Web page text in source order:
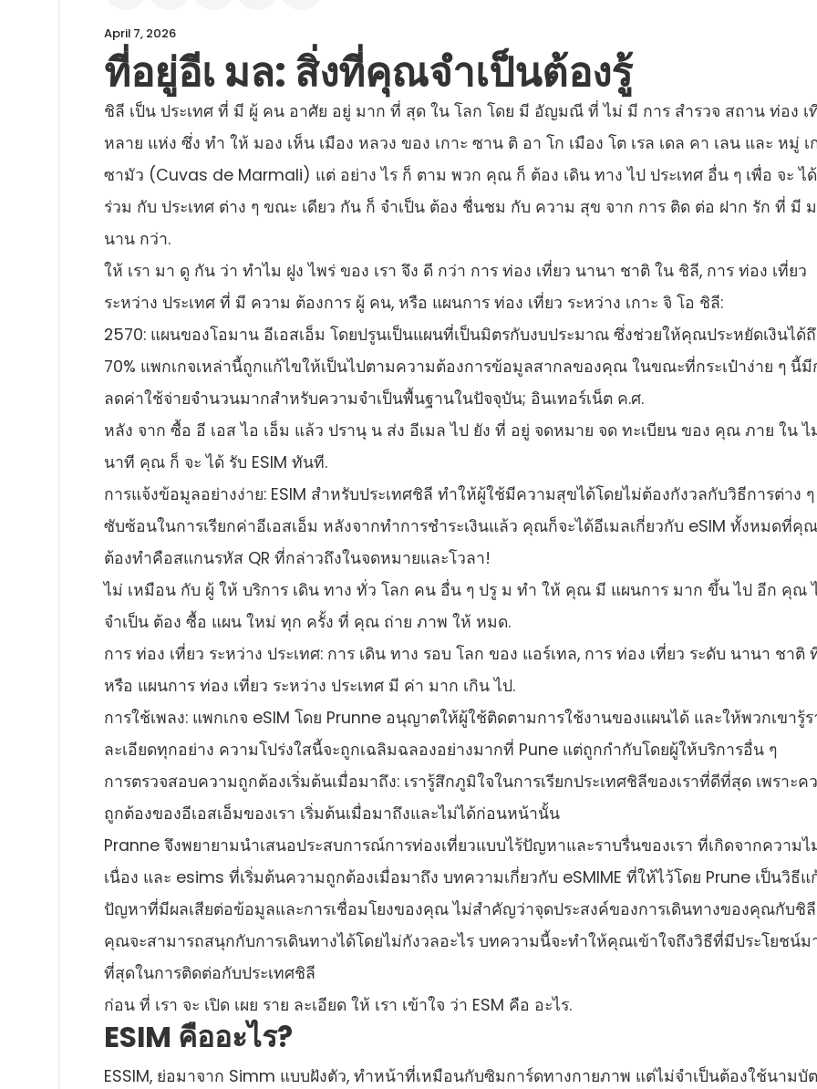
April 7, 2026
ที่อยู่อีเ มล: สิ่งที่คุณจําเป็นต้องรู้
ชิลี เป็น ประเทศ ที่ มี ผู้ คน อาศัย อยู่ มาก ที่ สุด ใน โลก โดย มี อัญมณี ที่ ไม่ มี การ สํารวจ สถาน ท่อง เ
หลาย แห่ง ซึ่ง ทํา ให้ มอง เห็น เมือง หลวง ของ เกาะ ซาน ติ อา โก เมือง โต เรล เดล คา เลน และ หมู่ เ
ซามัว (Cuvas de Marmali) แต่ อย่าง ไร ก็ ตาม พวก คุณ ก็ ต้อง เดิน ทาง ไป ประเทศ อื่น ๆ เพื่อ จะ ไ
ร่วม กับ ประเทศ ต่าง ๆ ขณะ เดียว กัน ก็ จําเป็น ต้อง ชื่นชม กับ ความ สุข จาก การ ติด ต่อ ฝาก รัก ที่ มี
นาน กว่า.
ให้ เรา มา ดู กัน ว่า ทําไม ฝูง ไพร่ ของ เรา จึง ดี กว่า การ ท่อง เที่ยว นานา ชาติ ใน ชิลี, การ ท่อง เที่ยว
ระหว่าง ประเทศ ที่ มี ความ ต้องการ ผู้ คน, หรือ แผนการ ท่อง เที่ยว ระหว่าง เกาะ จิ โอ ชิลี:
2570: แผนของโอมาน อีเอสเอ็ม โดยปรูนเป็นแผนที่เป็นมิตรกับงบประมาณ ซึ่งช่วยให้คุณประหยัดเงินได้
70% แพกเกจเหล่านี้ถูกแก้ไขให้เป็นไปตามความต้องการข้อมูลสากลของคุณ ในขณะที่กระเป๋าง่าย ๆ นี้มี
ลดค่าใช้จ่ายจํานวนมากสําหรับความจําเป็นพื้นฐานในปัจจุบัน; อินเทอร์เน็ต ค.ศ.
หลัง จาก ซื้อ อี เอส ไอ เอ็ม แล้ว ปรานุ น ส่ง อีเมล ไป ยัง ที่ อยู่ จดหมาย จด ทะเบียน ของ คุณ ภาย ใน ไ
นาที คุณ ก็ จะ ได้ รับ ESIM ทันที.
การแจ้งข้อมูลอย่างง่าย: ESIM สําหรับประเทศชิลี ทําให้ผู้ใช้มีความสุขได้โดยไม่ต้องกังวลกับวิธีการต่าง
ซับซ้อนในการเรียกค่าอีเอสเอ็ม หลังจากทําการชําระเงินแล้ว คุณก็จะได้อีเมลเกี่ยวกับ eSIM ทั้งหมดที่คุณ
ต้องทําคือสแกนรหัส QR ที่กล่าวถึงในจดหมายและโวลา!
ไม่ เหมือน กับ ผู้ ให้ บริการ เดิน ทาง ทั่ว โลก คน อื่น ๆ ปรู ม ทํา ให้ คุณ มี แผนการ มาก ขึ้น ไป อีก คุณ
จําเป็น ต้อง ซื้อ แผน ใหม่ ทุก ครั้ง ที่ คุณ ถ่าย ภาพ ให้ หมด.
การ ท่อง เที่ยว ระหว่าง ประเทศ: การ เดิน ทาง รอบ โลก ของ แอร์เทล, การ ท่อง เที่ยว ระดับ นานา ชาติ
หรือ แผนการ ท่อง เที่ยว ระหว่าง ประเทศ มี ค่า มาก เกิน ไป.
การใช้เพลง: แพกเกจ eSIM โดย Prunne อนุญาตให้ผู้ใช้ติดตามการใช้งานของแผนได้ และให้พวกเขารู้ร
ละเอียดทุกอย่าง ความโปร่งใสนี้จะถูกเฉลิมฉลองอย่างมากที่ Pune แต่ถูกกํากับโดยผู้ให้บริการอื่น ๆ
การตรวจสอบความถูกต้องเริ่มต้นเมื่อมาถึง: เรารู้สึกภูมิใจในการเรียกประเทศชิลีของเราที่ดีที่สุด เพราะค
ถูกต้องของอีเอสเอ็มของเรา เริ่มต้นเมื่อมาถึงและไม่ได้ก่อนหน้านั้น
Pranne จึงพยายามนําเสนอประสบการณ์การท่องเที่ยวแบบไร้ปัญหาและราบรื่นของเรา ที่เกิดจากความ
เนื่อง และ esims ที่เริ่มต้นความถูกต้องเมื่อมาถึง บทความเกี่ยวกับ eSMIME ที่ให้ไว้โดย Prune เป็นวิธีแ
ปัญหาที่มีผลเสียต่อข้อมูลและการเชื่อมโยงของคุณ ไม่สําคัญว่าจุดประสงค์ของการเดินทางของคุณกับชิลี
คุณจะสามารถสนุกกับการเดินทางได้โดยไม่กังวลอะไร บทความนี้จะทําให้คุณเข้าใจถึงวิธีที่มีประโยชน์ม
ที่สุดในการติดต่อกับประเทศชิลี
ก่อน ที่ เรา จะ เปิด เผย ราย ละเอียด ให้ เรา เข้าใจ ว่า ESM คือ อะไร.
ESIM คืออะไร?
ESSIM, ย่อมาจาก Simm แบบฝังตัว, ทําหน้าที่เหมือนกับซิมการ์ดทางกายภาพ แต่ไม่จําเป็นต้องใช้นามบั